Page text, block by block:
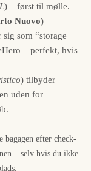
) – først til mølle.
Nuovo)
som “storage
– perfekt, hvis
) tilbyder
uden for
bagagen efter check-
– selv hvis du ikke